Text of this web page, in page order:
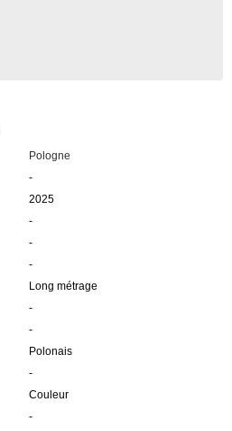
Pologne
-
2025
-
-
-
Long métrage
-
-
Polonais
-
Couleur
-